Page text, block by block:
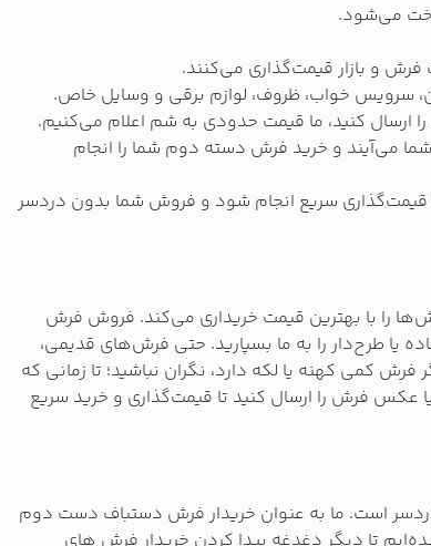
می‌شود.
و بازار قیمت‌گذاری می‌کنند.
سرویس خواب، ظروف، لوازم برقی و وسایل خاص.
کنید، ما قیمت حدودی به شم اعلام می‌کنیم.
می‌آیند و خرید فرش دسته دوم شما را انجام
قیمت‌گذاری سریع انجام شود و فروش شما بدون دردسر
را با بهترین قیمت خریداری می‌کند. فروش فرش
یا طرح‌دار را به ما بسپارید. حتی فرش‌های قدیمی،
فرش کمی کهنه یا لکه دارد، نگران نباشید؛ تا زمانی که
عکس فرش را ارسال کنید تا قیمت‌گذاری و خرید سریع
است. ما به عنوان خریدار فرش دستباف دست دوم